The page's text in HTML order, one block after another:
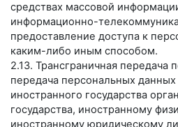
средствах массовой
информационно-
предоставление доступа к
каким-либо иным способом.
2.13. Трансграничная передача
передача персональных
иностранного государства
государства, иностранному
иностранному юридическому